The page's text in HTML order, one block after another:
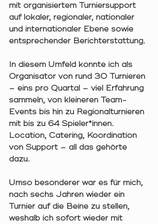
mit organisiertem Turniersupport
auf lokaler, regionaler, nationaler
und internationaler Ebene sowie
entsprechender Berichterstattung.
In diesem Umfeld konnte ich als
Organisator von rund 30 Turnieren
– eins pro Quartal – viel Erfahrung
sammeln, von kleineren Team-
Events bis hin zu Regionalturnieren
mit bis zu 64 Spieler*innen.
Location, Catering, Koordination
von Support – all das gehörte
dazu.
Umso besonderer war es für mich,
nach sechs Jahren wieder ein
Turnier auf die Beine zu stellen,
weshalb ich sofort wieder mit